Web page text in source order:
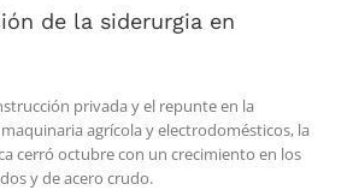
de la siderurgia en
privada y el repunte en la
agrícola y electrodomésticos, la
cerró octubre con un crecimiento en los
y de acero crudo.